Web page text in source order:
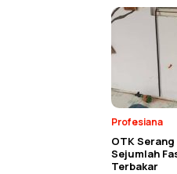
Profesiana
OTK
Sejumlah
Terbakar